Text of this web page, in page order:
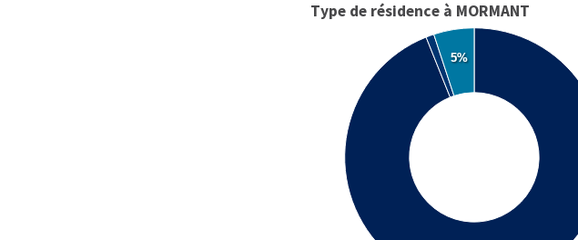
Type de résidence à MORMANT
5%